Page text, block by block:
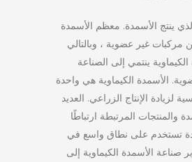
ينتج الأسمدة. معظم الأسمدة
مركبات غير عضوية ، وبالتالي
ينتمي إلى الصناعة
الأسمدة الكيماوية هي واحدة
لزيادة الإنتاج الزراعي. العديد
والمنتجات المرتبطة ارتباطًا
تستخدم على نطاق واسع في
صناعة الأسمدة الكيماوية إلى